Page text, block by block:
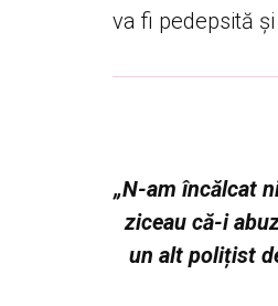
va fi pedepsită
„N-am încălcat
ziceau că-i
un alt polițist